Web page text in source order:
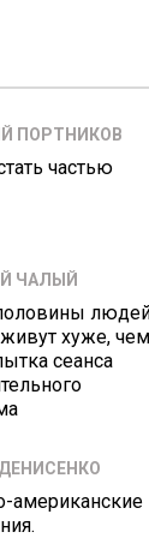
ПОРТНИКОВ
частью
ЧАЛЫЙ
хуже,
сеанса
американские